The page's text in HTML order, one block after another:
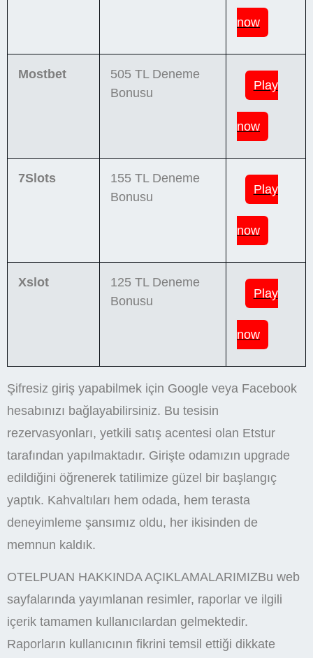
now
Mostbet
505 TL Deneme
Bonusu
Play
now
7Slots
155 TL Deneme
Bonusu
Play
now
Xslot
125 TL Deneme
Bonusu
Play
now
Şifresiz giriş yapabilmek için Google veya Facebook
hesabınızı bağlayabilirsiniz. Bu tesisin
rezervasyonları, yetkili satış acentesi olan Etstur
tarafından yapılmaktadır. Girişte odamızın upgrade
edildiğini öğrenerek tatilimize güzel bir başlangıç
yaptık. Kahvaltıları hem odada, hem terasta
deneyimleme şansımız oldu, her ikisinden de
memnun kaldık.
OTELPUAN HAKKINDA AÇIKLAMALARIMIZBu web
sayfalarında yayımlanan resimler, raporlar ve ilgili
içerik tamamen kullanıcılardan gelmektedir.
Raporların kullanıcının fikrini temsil ettiği dikkate